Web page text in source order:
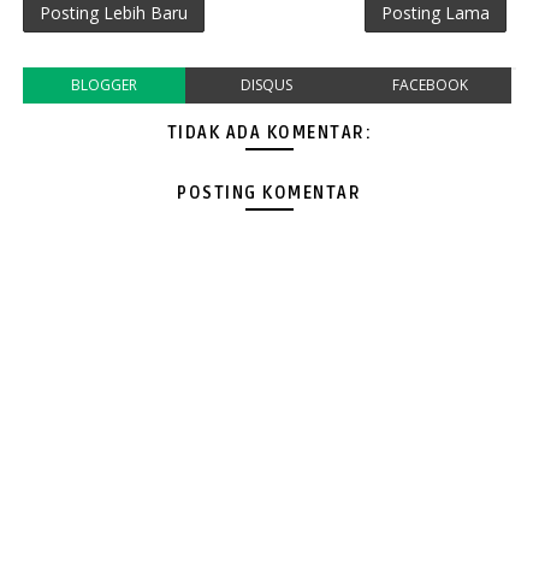
Posting Lebih Baru Posting Lama
BLOGGER DISQUS FACEBOOK
TIDAK ADA KOMENTAR:
POSTING KOMENTAR